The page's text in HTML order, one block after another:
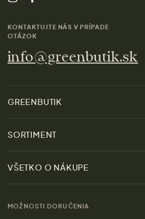
KONTAKTUJTE NÁS V PRÍPADE
OTÁZOK
info@greenbutik.sk
GREENBUTIK
O nás
Udržateľnosť
Kontakt
SORTIMENT
Zľavy
Ženy
Muži
VŠETKO O NÁKUPE
MOŽNOSTI DORUČENIA